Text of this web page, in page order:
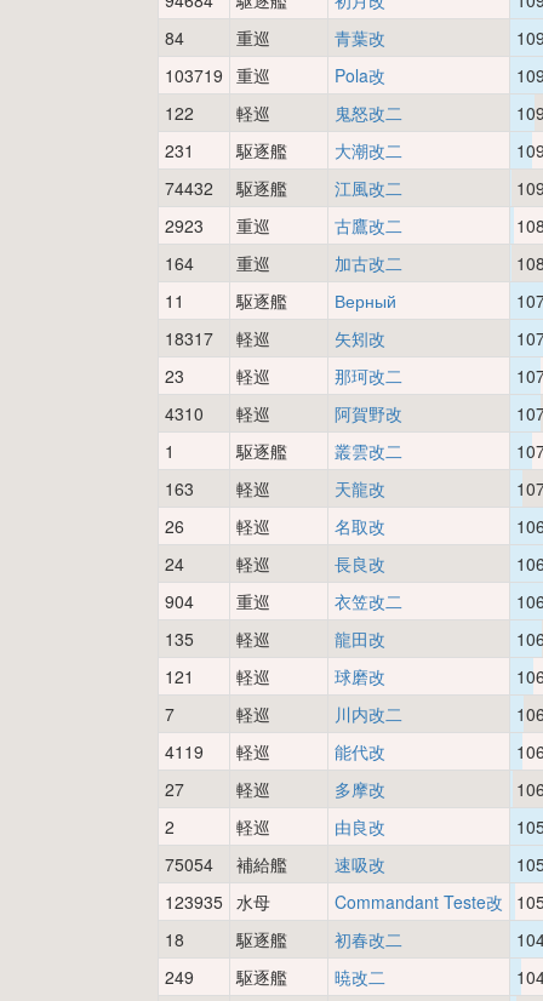
84
重巡 青葉改
103719 重巡 Pola改
122
軽巡 鬼怒改二
231
駆逐艦 大潮改二
74432
駆逐艦 江風改二
2923
重巡 古鷹改二
164
重巡 加古改二
11
駆逐艦 Верный
18317
軽巡 矢矧改
23
軽巡 那珂改二
4310
軽巡 阿賀野改
1
駆逐艦 叢雲改二
163
軽巡 天龍改
26
軽巡 名取改
24
軽巡 長良改
904
重巡 衣笠改二
135
軽巡 龍田改
121
軽巡 球磨改
7
軽巡 川内改二
4119
軽巡 能代改
27
軽巡 多摩改
2
軽巡 由良改
75054
補給艦 速吸改
123935 水母 Commandant Teste改
18
駆逐艦 初春改二
249
駆逐艦 暁改二